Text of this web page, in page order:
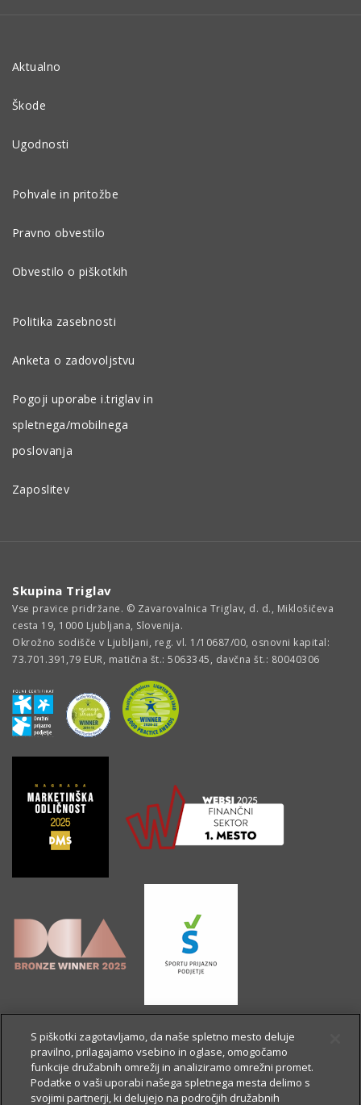
Aktualno
Škode
Ugodnosti
Pohvale in pritožbe
Pravno obvestilo
Obvestilo o piškotkih
Politika zasebnosti
Anketa o zadovoljstvu
Pogoji uporabe i.triglav in
spletnega/mobilnega
poslovanja
Zaposlitev
Skupina Triglav
Vse pravice pridržane. © Zavarovalnica Triglav, d. d., Miklošičeva
cesta 19, 1000 Ljubljana, Slovenija.
Okrožno sodišče v Ljubljani, reg. vl. 1/10687/00, osnovni kapital:
73.701.391,79 EUR, matična št.: 5063345, davčna št.: 80040306
S piškotki zagotavljamo, da naše spletno mesto deluje
pravilno, prilagajamo vsebino in oglase, omogočamo
funkcije družabnih omrežij in analiziramo omrežni promet.
Podatke o vaši uporabi našega spletnega mesta delimo s
svojimi partnerji, ki delujejo na področjih družabnih